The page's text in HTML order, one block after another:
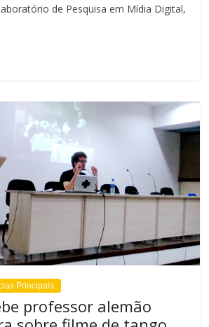
de Pesquisa em Mídia Digital,
Principais
professor alemão